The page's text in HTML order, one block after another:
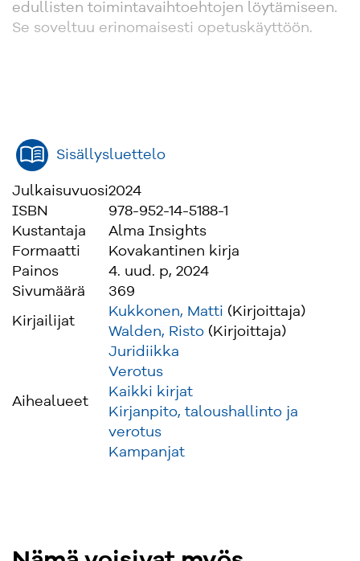
edullisten toimintavaihtoehtojen löytämiseen.
Se soveltuu erinomaisesti opetuskäyttöön. ​
Sisällysluettelo
Julkaisuvuosi2024
ISBN
978-952-14-5188-1
Kustantaja
Alma Insights
Formaatti
Kovakantinen kirja
Painos
4. uud. p, 2024
Sivumäärä
369
Kirjailijat
Kukkonen, Matti (Kirjoittaja)
Walden, Risto (Kirjoittaja)
Aihealueet
Juridiikka
Verotus
Kaikki kirjat
Kirjanpito, taloushallinto ja
verotus
Kampanjat